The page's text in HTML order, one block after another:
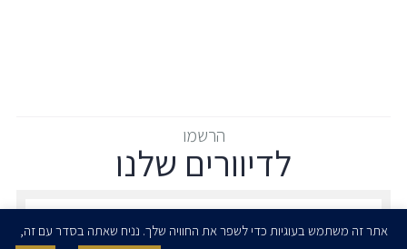
הרשמו
לדיוורים שלנו
אתר זה משתמש בעוגיות כדי לשפר את החוויה שלך. נניח שאתה בסדר עם זה,